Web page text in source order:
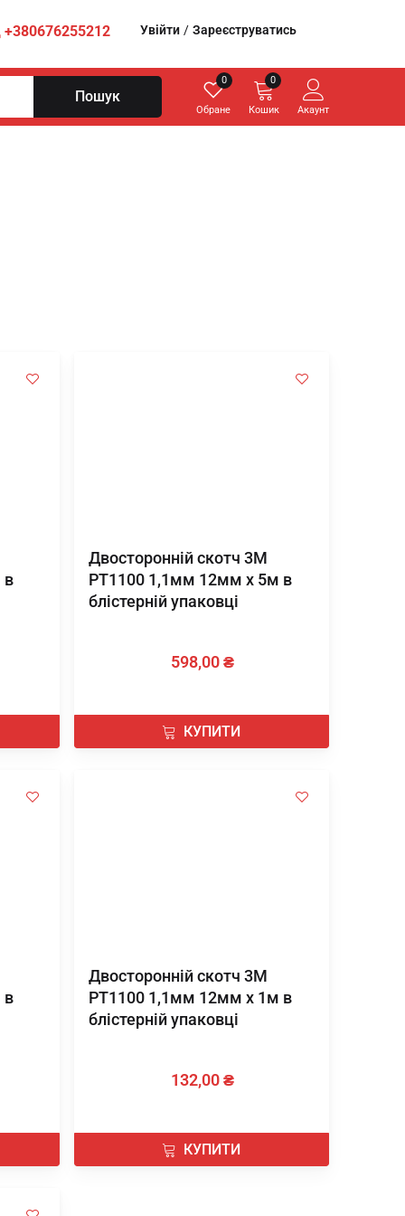
+380676255212 Увійти / Зареєструватись
Пошук
0
Обране Кошик
0
Акаунт
в
Двосторонній скотч 3М
PT1100 1,1мм 12мм х 5м в
блістерній упаковці
598,00 ₴
КУПИТИ
в
Двосторонній скотч 3М
PT1100 1,1мм 12мм х 1м в
блістерній упаковці
132,00 ₴
КУПИТИ